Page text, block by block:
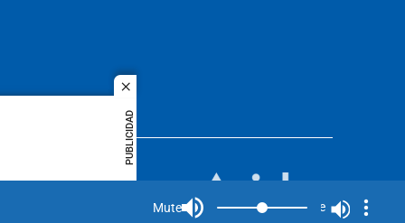
close
PUBLICIDAD
idioma
Mute Mute